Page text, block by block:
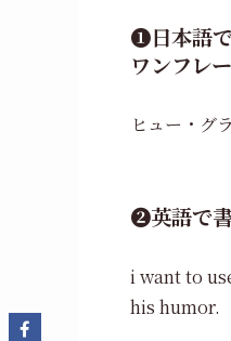
❶日本語
ワンフレ
ヒュー・グ
❷英語で
i want to
his humor.